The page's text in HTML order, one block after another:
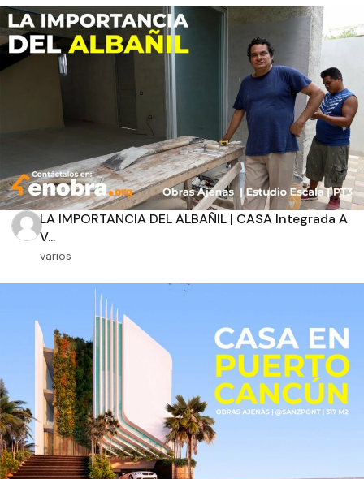
LA IMPORTANCIA DEL ALBAÑIL | CASA Integrada A
V...
varios
Aplicar filtros